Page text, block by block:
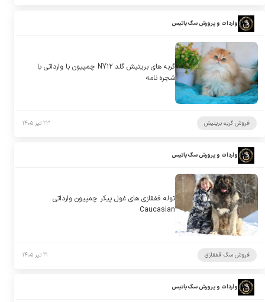
واردات و پرورش سگ باتیس
گربه های بریتیش گلد NY۱۲ چمپیون با وارداتی با
شجره نامه
فروش گربه بریتیش ۲۳ تیر ۱۴۰۵
واردات و پرورش سگ باتیس
توله قفقازی های غول پیکر چمپیون وارداتی
Caucasian
فروش سگ قفقازی ۲۱ تیر ۱۴۰۵
واردات و پرورش سگ باتیس